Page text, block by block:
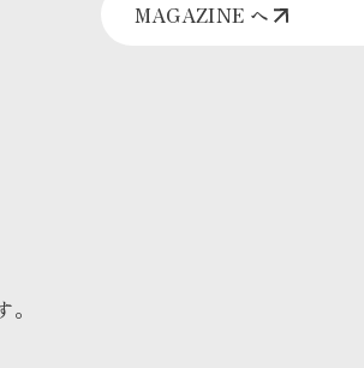
MAGAZINE へ
。